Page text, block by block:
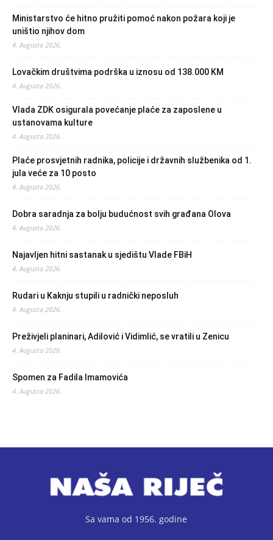
Ministarstvo će hitno pružiti pomoć nakon požara koji je
uništio njihov dom
4. Augusta 2026.
Lovačkim društvima podrška u iznosu od 138.000 KM
4. Augusta 2026.
Vlada ZDK osigurala povećanje plaće za zaposlene u
ustanovama kulture
4. Augusta 2026.
Plaće prosvjetnih radnika, policije i državnih službenika od 1.
jula veće za 10 posto
4. Augusta 2026.
Dobra saradnja za bolju budućnost svih građana Olova
4. Augusta 2026.
Najavljen hitni sastanak u sjedištu Vlade FBiH
4. Augusta 2026.
Rudari u Kaknju stupili u radnički neposluh
4. Augusta 2026.
Preživjeli planinari, Adilović i Vidimlić, se vratili u Zenicu
4. Augusta 2026.
Spomen za Fadila Imamovića
4. Augusta 2026.
Sa vama od 1956. godine